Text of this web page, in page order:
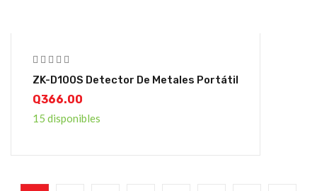
ZK-D100S Detector De Metales Portátil
Q366.00
15 disponibles